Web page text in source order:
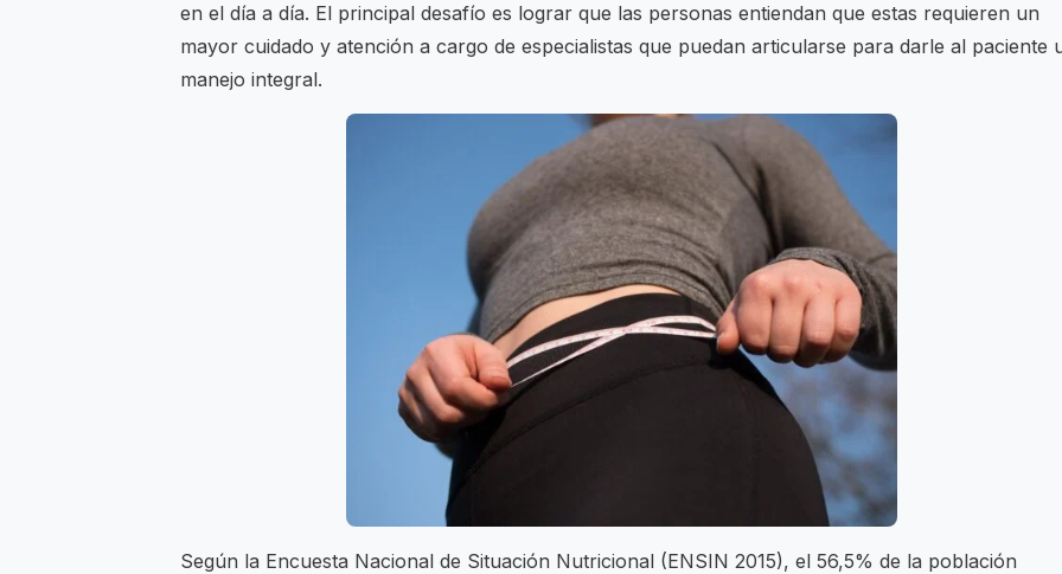
en el día a día. El principal desafío es lograr que las personas entiendan que estas requieren un
mayor cuidado y atención a cargo de especialistas que puedan articularse para darle al paciente
manejo integral.
Según la Encuesta Nacional de Situación Nutricional (ENSIN 2015), el 56,5% de la población